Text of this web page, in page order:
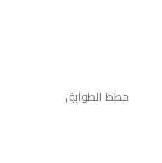
خطط الطوابق